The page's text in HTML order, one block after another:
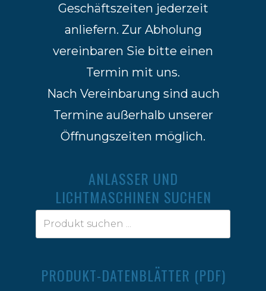
Geschäftszeiten jederzeit
anliefern. Zur Abholung
vereinbaren Sie bitte einen
Termin mit uns.
Nach Vereinbarung sind auch
Termine außerhalb unserer
Öffnungszeiten möglich.
ANLASSER UND
LICHTMASCHINEN SUCHEN
PRODUKT-DATENBLÄTTER (PDF)